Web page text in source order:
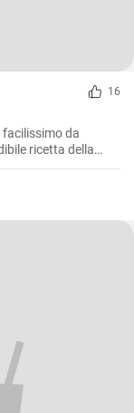
16
facilissimo da
ricetta della
per la colazione